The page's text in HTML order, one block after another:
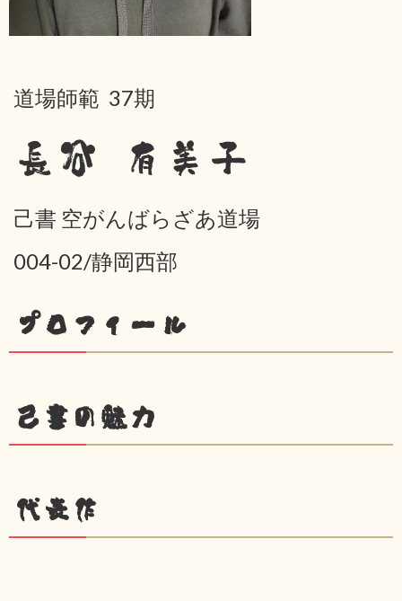
道場師範 37期
長谷 有美子
己書 空がんばらざあ道場
004-02/静岡西部
プロフィール
己書の魅力
代表作